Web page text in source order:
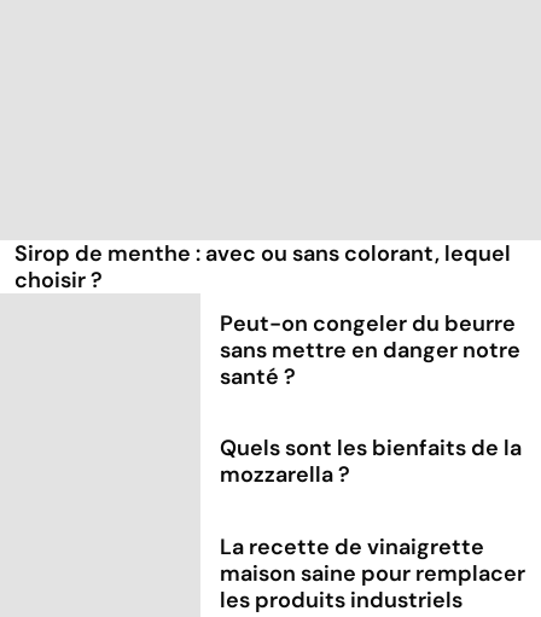
Sirop de menthe : avec ou sans colorant, lequel
choisir ?
Peut-on congeler du beurre
sans mettre en danger notre
santé ?
Quels sont les bienfaits de la
mozzarella ?
La recette de vinaigrette
maison saine pour remplacer
les produits industriels